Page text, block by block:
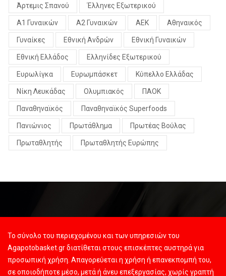
Άρτεμις Σπανού Έλληνες Εξωτερικού
Α1 Γυναικών Α2 Γυναικών ΑΕΚ Αθηναικός
Γυναίκες Εθνική Ανδρών Εθνική Γυναικών
Εθνική Ελλάδος Ελληνίδες Εξωτερικού
Ευρωλίγκα Ευρωμπάσκετ Κύπελλο Ελλάδας
Νίκη Λευκάδας Ολυμπιακός ΠΑΟΚ
Παναθηναϊκός Παναθηναϊκός Superfoods
Πανιώνιος Πρωτάθλημα Πρωτέας Βούλας
Πρωταθλητής Πρωταθλητής Ευρώπης
Το σύνολο του περιεχομένου και των υπηρεσιών του
Agapotobasket.gr διατίθεται στους επισκέπτες αυστηρά για
προσωπική χρήση. Απαγορεύεται η χρήση ή επανεκπομπή του,
σε οποιοδήποτε μέσο, μετά ή άνευ επεξεργασίας, χωρίς γραπτή